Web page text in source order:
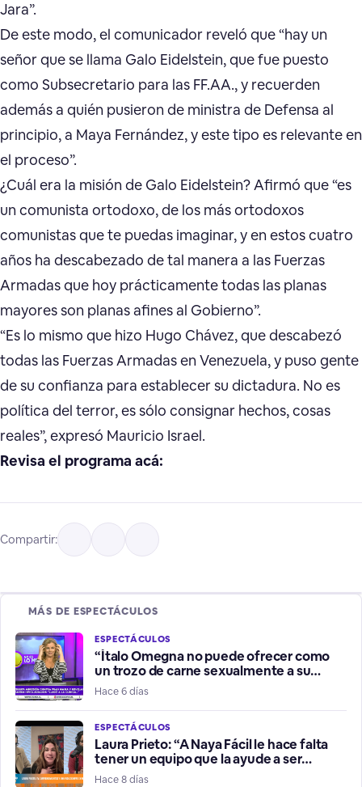
Jara”.
De este modo, el comunicador reveló que “hay un
señor que se llama Galo Eidelstein, que fue puesto
como Subsecretario para las FF.AA., y recuerden
además a quién pusieron de ministra de Defensa al
principio, a Maya Fernández, y este tipo es relevante en
el proceso”.
¿Cuál era la misión de Galo Eidelstein? Afirmó que “es
un comunista ortodoxo, de los más ortodoxos
comunistas que te puedas imaginar, y en estos cuatro
años ha descabezado de tal manera a las Fuerzas
Armadas que hoy prácticamente todas las planas
mayores son planas afines al Gobierno”.
“Es lo mismo que hizo Hugo Chávez, que descabezó
todas las Fuerzas Armadas en Venezuela, y puso gente
de su confianza para establecer su dictadura. No es
política del terror, es sólo consignar hechos, cosas
reales”, expresó Mauricio Israel.
Revisa el programa acá:
Compartir:
MÁS DE ESPECTÁCULOS
ESPECTÁCULOS
“Ítalo Omegna no puede ofrecer como
un trozo de carne sexualmente a su
hermana”
Hace 6 días
ESPECTÁCULOS
Laura Prieto: “A Naya Fácil le hace falta
tener un equipo que la ayude a ser
influencer positiva”
Hace 8 días